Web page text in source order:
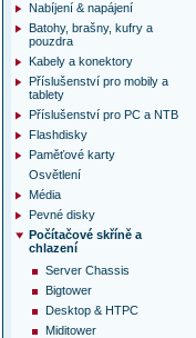
Nabíjení & napájení
Batohy, brašny, kufry a
pouzdra
Kabely a konektory
Příslušenství pro mobily a
tablety
Příslušenství pro PC a NTB
Flashdisky
Paměťové karty
Osvětlení
Média
Pevné disky
Počítačové skříně a
chlazení
Server Chassis
Bigtower
Desktop & HTPC
Miditower